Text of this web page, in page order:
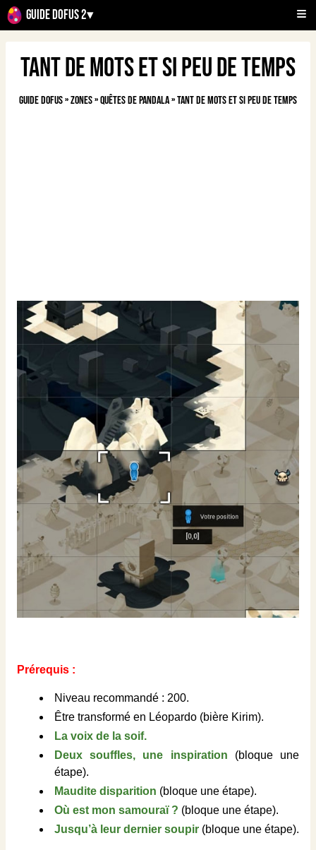
Guide Dofus 2▾
Tant de mots et si peu de temps
Guide Dofus»Zones»Quêtes de Pandala»Tant de mots et si peu de temps
Prérequis :
Niveau recommandé : 200.
Être transformé en Léopardo (bière Kirim).
La voix de la soif.
Deux souffles, une inspiration (bloque une
étape).
Maudite disparition (bloque une étape).
Où est mon samouraï ? (bloque une étape).
Jusqu’à leur dernier soupir (bloque une étape).